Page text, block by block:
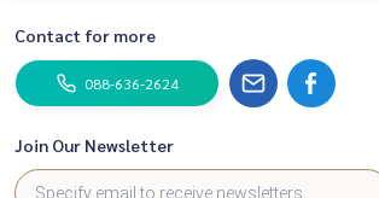
Contact for more
088-636-2624
Join Our Newsletter